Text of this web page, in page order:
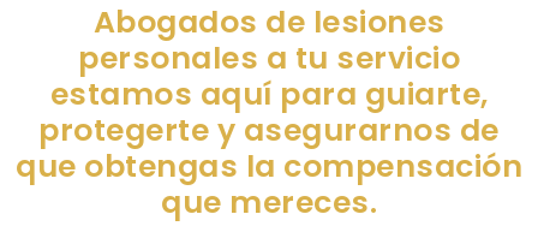
Abogados de lesiones
personales a tu servicio
estamos aquí para guiarte,
protegerte y asegurarnos de
que obtengas la compensación
que mereces.